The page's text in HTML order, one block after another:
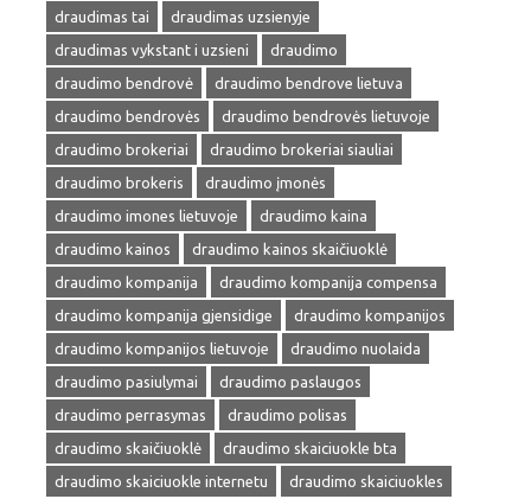
draudimas tai
draudimas uzsienyje
draudimas vykstant i uzsieni
draudimo
draudimo bendrovė
draudimo bendrove lietuva
draudimo bendrovės
draudimo bendrovės lietuvoje
draudimo brokeriai
draudimo brokeriai siauliai
draudimo brokeris
draudimo įmonės
draudimo imones lietuvoje
draudimo kaina
draudimo kainos
draudimo kainos skaičiuoklė
draudimo kompanija
draudimo kompanija compensa
draudimo kompanija gjensidige
draudimo kompanijos
draudimo kompanijos lietuvoje
draudimo nuolaida
draudimo pasiulymai
draudimo paslaugos
draudimo perrasymas
draudimo polisas
draudimo skaičiuoklė
draudimo skaiciuokle bta
draudimo skaiciuokle internetu
draudimo skaiciuokles